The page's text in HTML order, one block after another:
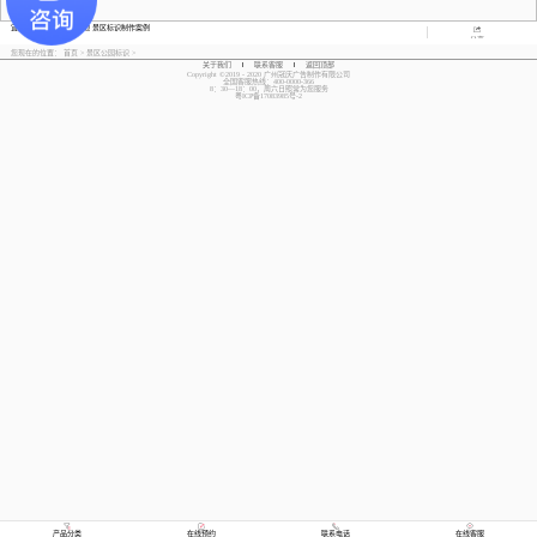
宜昌三峡国际房车露营地 景区标识制作案例
分享
您现在的位置：
首页 > 景区公园标识 >
关于我们
联系客服
返回顶部
Copyright ©2019 - 2020 广州冠庆广告制作有限公司
全国客服热线：400-0000-366
8：30—18：00，周六日照常为您服务
粤ICP备17083985号-2
产品分类 在线预约 联系电话 在线客服